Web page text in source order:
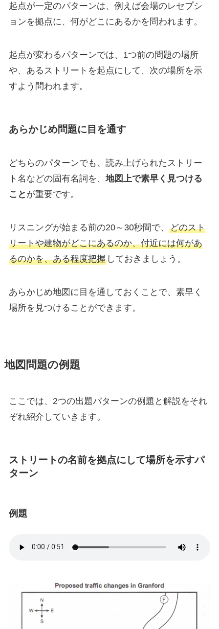
起点が一定のパターンは、例えば会場のレセプシ
ョンを拠点に、何がどこにあるかを問われます。
起点が変わるパターンでは、1つ前の問題の場所
や、あるストリートを起点にして、次の場所を示
すよう問われます。
あらかじめ問題に目を通す
どちらのパターンでも、読み上げられたストリー
ト名などの固有名詞を、地図上で素早く見つける
こと が重要です。
リスニングが始まる前の20～30秒間で、 どのスト
リートや建物がどこにあるのか、付近には何があ
るのかを、ある程度把握しておきましょう。
あらかじめ地図に目を通しておくことで、素早く
場所を見つけることができます。
地図問題の例題
ここでは、2つの出題パターンの例題と解説をそれ
ぞれ紹介していきます。
ストリートの名前を拠点にして場所を示すパ
ターン
例題